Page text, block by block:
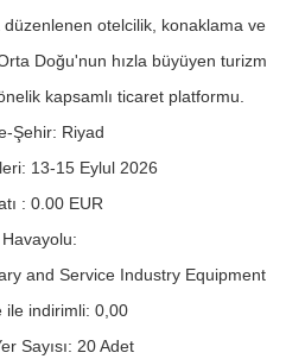
otelcilik, konaklama ve
Doğu'nun hızla büyüyen turizm
kapsamlı ticaret platformu.
Şehir: Riyad
13-15 Eylul 2026
: 0.00 EUR
Havayolu:
and Service Industry Equipment
ile indirimli: 0,00
Sayısı: 20 Adet